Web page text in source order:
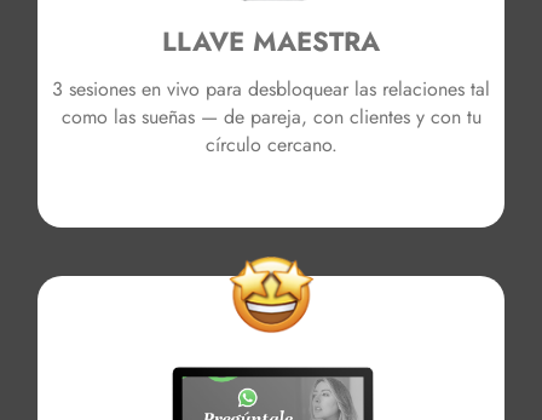
LLAVE MAESTRA
3 sesiones en vivo para desbloquear las relaciones tal
como las sueñas — de pareja, con clientes y con tu
círculo cercano.